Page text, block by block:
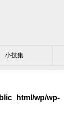
小技集
wp/wp-